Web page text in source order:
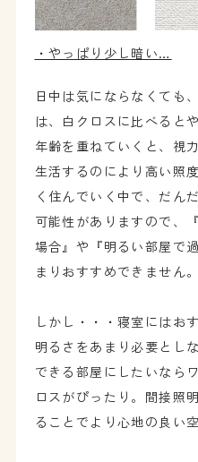
・やっぱり少し暗い…
日中は気にならなくても
は、白クロスに比べると
年齢を重ねていくと、視
生活するのにより高い照
く住んでいく中で、だん
可能性がありますので、
場合』や『明るい部屋で
まりおすすめできません。
しかし・・・寝室にはお
明るさをあまり必要とし
できる部屋にしたいなら
ロスがぴったり。間接照
ることでより心地の良い